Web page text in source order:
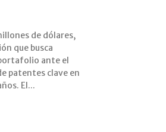
los próximos años. El...